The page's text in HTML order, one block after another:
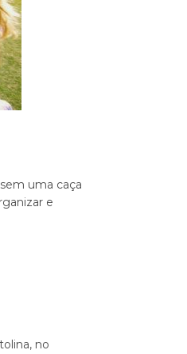
uma caça
e
no